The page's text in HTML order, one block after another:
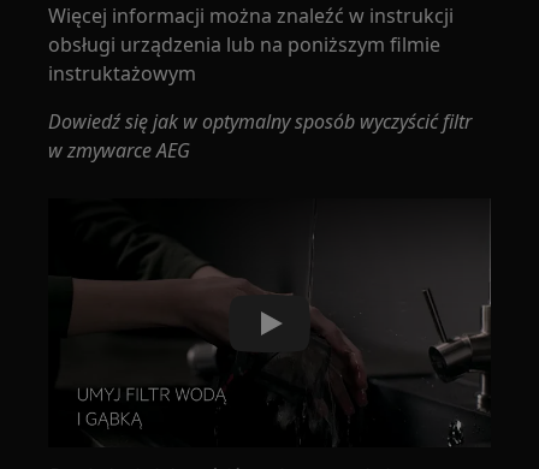
Więcej informacji można znaleźć w instrukcji
obsługi urządzenia lub na poniższym filmie
instruktażowym
Dowiedź się jak w optymalny sposób wyczyścić filtr
w zmywarce AEG
Play